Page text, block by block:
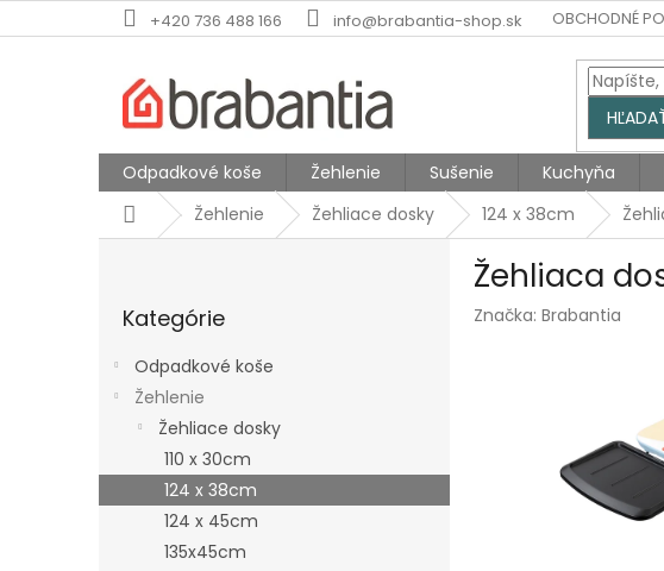
na
+420 736 488 166 info@brabantia-shop.sk OBCHODNÉ
Odpadkové koše Žehlenie Sušenie Kuchyňa
DomovŽehlenie Žehliace dosky 124 x 38cm
kategórie
Kategórie
Odpadkové koše
Žehlenie
Žehliace dosky
110 x 30cm
124 x 38cm
124 x 45cm
135x45cm
Žehliaca
Značka: Brabantia